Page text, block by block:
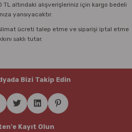
altındaki alışverişleriniz için kargo bedeli
yansıyacaktır.
ücreti talep etme ve siparişi iptal etme
saklı tutar.
Bizi Takip Edin
Kayıt Olun